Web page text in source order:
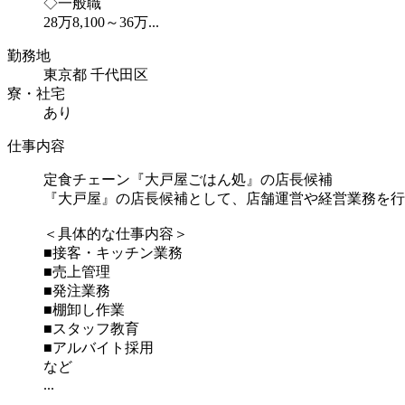
28万8,100～36万...
勤務地
東京都 千代田区
寮・社宅
あり
仕事内容
定食チェーン『大戸屋ごはん処』の店長候補
『大戸屋』の店長候補として、店舗運営や経営業務を
＜具体的な仕事内容＞
■接客・キッチン業務
■売上管理
■発注業務
■棚卸し作業
■スタッフ教育
■アルバイト採用
など
...